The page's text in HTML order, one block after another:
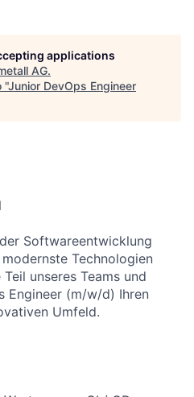
applications
AG.
"Junior DevOps Engineer
Softwareentwicklung
Technologien
unseres Teams und
Engineer (m/w/d) Ihren
Umfeld.